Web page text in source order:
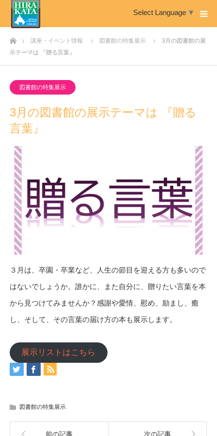
Select Language ▼
ホーム講座・イベント情報 図書館の特集展示
3月の図書館の展
示テーマは 『贈る言葉』
図書館の特集展示
3月の図書館の展示テーマは 『贈る
言葉』
３月は、卒園・卒業など、人生の節目を迎える方も多いので
はないでしょうか。誰かに、また自分に、贈りたい言葉を本
から見つけてみませんか？感謝や愛情、慰め、励まし、癒
し、そして、その言葉の届け方の本も展示します。
展示リストはこちら
図書館の特集展示
前の記事 次の記事